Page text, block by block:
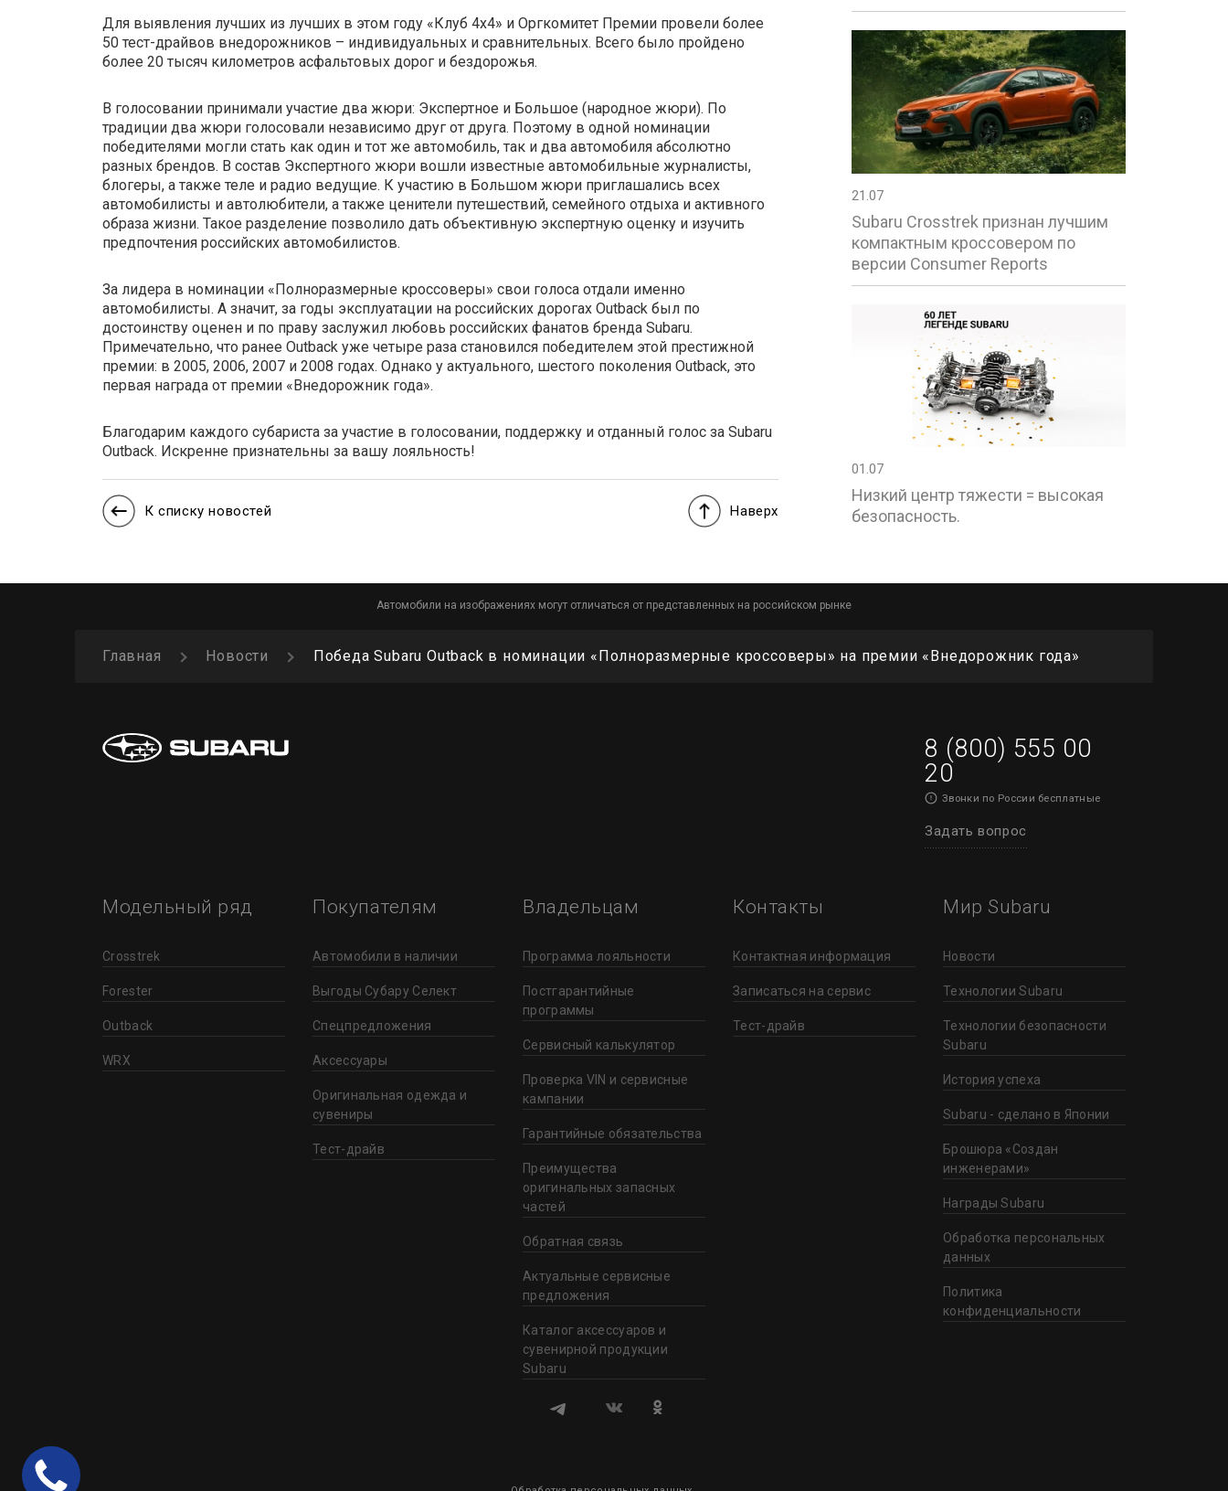
Для выявления лучших из лучших в этом году «Клуб 4х4» и Оргкомитет Премии провели более
50 тест-драйвов внедорожников – индивидуальных и сравнительных. Всего было пройдено
более 20 тысяч километров асфальтовых дорог и бездорожья.
В голосовании принимали участие два жюри: Экспертное и Большое (народное жюри). По
традиции два жюри голосовали независимо друг от друга. Поэтому в одной номинации
победителями могли стать как один и тот же автомобиль, так и два автомобиля абсолютно
разных брендов. В состав Экспертного жюри вошли известные автомобильные журналисты,
блогеры, а также теле и радио ведущие. К участию в Большом жюри приглашались всех
автомобилисты и автолюбители, а также ценители путешествий, семейного отдыха и активного
образа жизни. Такое разделение позволило дать объективную экспертную оценку и изучить
предпочтения российских автомобилистов.
За лидера в номинации «Полноразмерные кроссоверы» свои голоса отдали именно
автомобилисты. А значит, за годы эксплуатации на российских дорогах Outback был по
достоинству оценен и по праву заслужил любовь российских фанатов бренда Subaru.
Примечательно, что ранее Outback уже четыре раза становился победителем этой престижной
премии: в 2005, 2006, 2007 и 2008 годах. Однако у актуального, шестого поколения Outback, это
первая награда от премии «Внедорожник года».
Благодарим каждого субариста за участие в голосовании, поддержку и отданный голос за Subaru
Outback. Искренне признательны за вашу лояльность!
К списку новостей Наверх
21.07
Subaru Crosstrek признан лучшим
компактным кроссовером по
версии Consumer Reports
01.07
Низкий центр тяжести = высокая
безопасность.
Автомобили на изображениях могут отличаться от представленных на российском рынке
Главная Новости Победа Subaru Outback в номинации «Полноразмерные кроссоверы» на премии «Внедорожник года»
8 (800) 555 00
20
Звонки по России бесплатные
Задать вопрос
Модельный ряд
Crosstrek
Forester
Outback
WRX
Покупателям
Автомобили в наличии
Выгоды Субару Селект
Спецпредложения
Аксессуары
Оригинальная одежда и
сувениры
Тест-драйв
Владельцам
Программа лояльности
Постгарантийные
программы
Сервисный калькулятор
Проверка VIN и сервисные
кампании
Гарантийные обязательства
Преимущества
оригинальных запасных
частей
Обратная связь
Актуальные сервисные
предложения
Каталог аксессуаров и
сувенирной продукции
Subaru
Контакты
Контактная информация
Записаться на сервис
Тест-драйв
Мир Subaru
Новости
Технологии Subaru
Технологии безопасности
Subaru
История успеха
Subaru - сделано в Японии
Брошюра «Создан
инженерами»
Награды Subaru
Обработка персональных
данных
Политика
конфиденциальности